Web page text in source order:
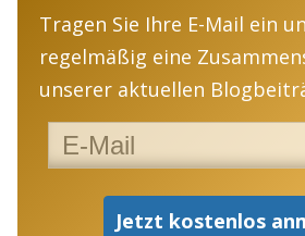
Tragen Sie Ihre E-Mail ein
regelmäßig eine
unserer aktuellen